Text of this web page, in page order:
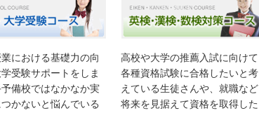
における基礎力の向
学受験サポートをしま
備校ではなかなか実
かないと悩んでいる
高校や大学の推薦入試に向けて
各種資格試験に合格したいと考
えている生徒さんや、就職など
将来を見据えて資格を取得した